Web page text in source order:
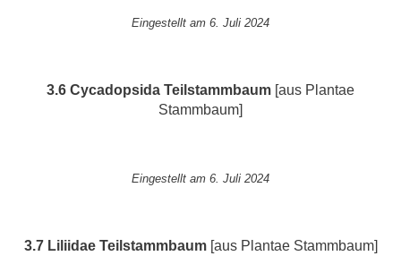
Eingestellt am 6. Juli 2024
3.6 Cycadopsida Teilstammbaum [aus Plantae
Stammbaum]
Eingestellt am 6. Juli 2024
3.7 Liliidae Teilstammbaum[aus Plantae Stammbaum]